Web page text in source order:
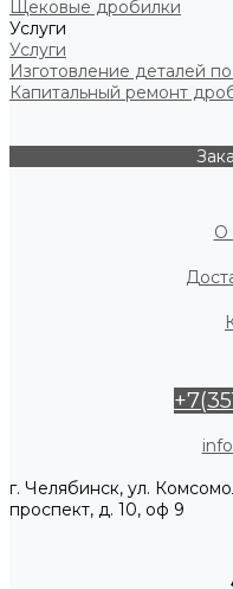
Щековые дробилки
Услуги
Услуги
Изготовление деталей
Капитальный ремонт
О
г. Челябинск, ул.
проспект, д. 10, оф 9